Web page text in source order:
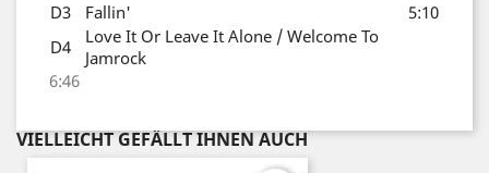
D3
Fallin'
5:10
D4
Love It Or Leave It Alone / Welcome To
Jamrock
6:46
VIELLEICHT GEFÄLLT IHNEN AUCH